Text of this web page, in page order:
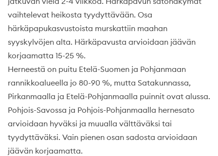
vaihtelevat heikosta tyydyttävään. Osa
härkäpapukasvustoista murskattiin maahan
syyskylvöjen alta. Härkäpavusta arvioidaan jäävän
korjaamatta 15-25 %.
Herneestä on puitu Etelä-Suomen ja Pohjanmaan
rannikkoalueella jo 80-90 %, mutta Satakunnassa,
Pirkanmaalla ja Etelä-Pohjanmaalla puinnit ovat alussa.
Pohjois-Savossa ja Pohjois-Pohjanmaalla hernesato
arvioidaan hyväksi ja muualla välttäväksi tai
tyydyttäväksi. Vain pienen osan sadosta arvioidaan
jäävän korjaamatta.